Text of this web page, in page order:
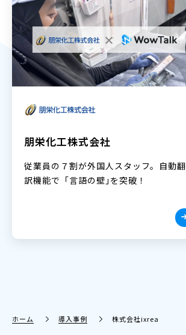
朋栄化工株式会社
従業員の７割が外国人スタッフ。自動翻
訳機能で「言語の壁｣を突破！
ホーム 導入事例 株式会社ixrea